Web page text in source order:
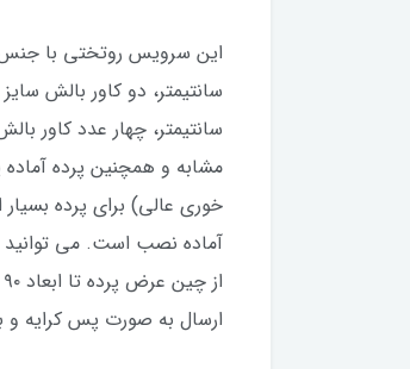
مشابه و همچنین پرده
آماده نصب است. می
ارسال به صورت پس کرایه